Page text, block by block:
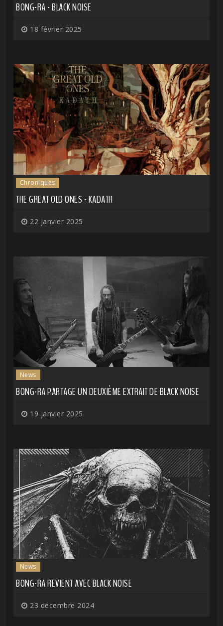
BONG-RA - BLACK NOISE
18 février 2025
Chroniques
THE GREAT OLD ONES - KADATH
22 janvier 2025
News
BONG-RA PARTAGE UN DEUXIÈME EXTRAIT DE BLACK NOISE
19 janvier 2025
News
BONG-RA REVIENT AVEC BLACK NOISE
23 décembre 2024